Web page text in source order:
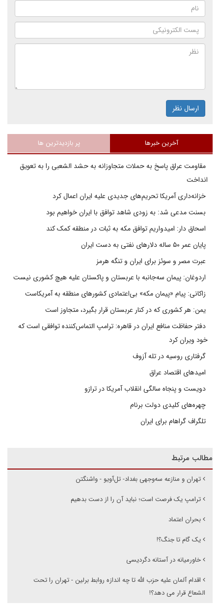
ارسال نظر
آخرین خبرها پر بازدیدترین ها
مقاومت عراق پاسخ به حملات متجاوزانه به حشد الشعبی را به تعویق
انداخت
خزانه‌داری آمریکا تحریم‌های جدیدی علیه ایران اعمال کرد
بسنت مدعی شد: به زودی شاهد توافق با ایران خواهیم بود
اسحاق دار: امیدواریم توافق مکه به ثبات در منطقه کمک کند
پایان عمر ۵۰ ساله دلارهای نفتی به دست ایران
عبرت مصر و سوئز برای ایران و تنگه هرمز
اردوغان: پیمان سه‌جانبه با عربستان و پاکستان علیه هیچ کشوری نیست
زاکانی: پیام «پیمان مکه» بی‌اعتمادی کشورهای منطقه به آمریکاست
یمن: هر کشوری که در کنار عربستان قرار بگیرد، متجاوز است
دفتر حفاظت منافع ایران در قاهره: ترامپ التماس‌کننده توافقی است که
خود ویران کرد
گرفتاری روسیه در تله آزوف
امیدهای اقتصاد عراق
دویست و پنجاه سالگی انقلاب آمریکا در ترازو
چهره‌های کلیدی دولت برنام
تلگراف گراهام برای ایران
مطالب مرتبط
تهران و منازعه سه‌وجهی بغداد- تل‌آویو - واشنگتن
ترامپ یک فرصت است؛ نباید آن را از دست بدهیم
بحران اعتماد
یک گام تا جنگ؟!
خاورمیانه در آستانه دگردیسی
اقدام آلمان علیه حزب الله تا چه اندازه روابط برلین - تهران را تحت
الشعاع قرار می دهد؟!